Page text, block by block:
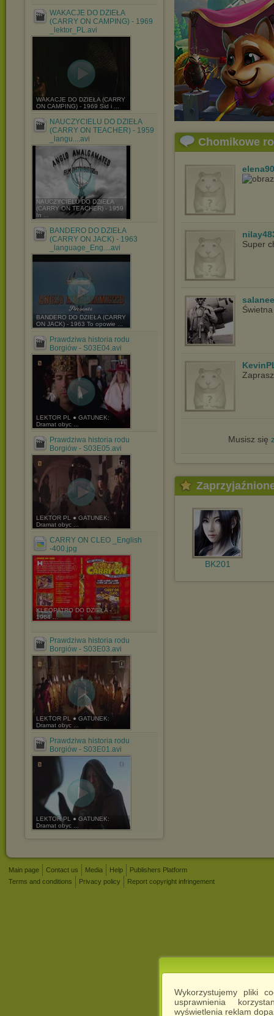
Wykorzystujemy pliki
usprawnienia
wyświetlenia reklam
WAKACJE DO DZIEŁA
(CARRY ON CAMPING) - 1969
_lektor_PL.avi
WAKACJE DO DZIEŁA (CARRY
ON CAMPING) - 1969 Sid i ...
NAUCZYCIELU DO DZIEŁA
(CARRY ON TEACHER) - 1959
_langu....avi
NAUCZYCIELU DO DZIEŁA
(CARRY ON TEACHER) - 1959
In ...
BANDERO DO DZIEŁA
(CARRY ON JACK) - 1963
_language_Eng....avi
BANDERO DO DZIEŁA (CARRY
ON JACK) - 1963 To opowie ...
Prawdziwa historia rodu
Borgiów - S03E04.avi
LEKTOR PL ● GATUNEK:
Dramat obyc ...
Prawdziwa historia rodu
Borgiów - S03E05.avi
LEKTOR PL ● GATUNEK:
Dramat obyc ...
CARRY ON CLEO _English
-400.jpg
KLEOPATRO DO DZIEŁA -
1964 ...
Prawdziwa historia rodu
Borgiów - S03E03.avi
LEKTOR PL ● GATUNEK:
Dramat obyc ...
Prawdziwa historia rodu
Borgiów - S03E01.avi
LEKTOR PL ● GATUNEK:
Dramat obyc ...
Chomikowe
elena90
Super
Musisz się
BK201
Main page Contact us Media Help
Publishers Platform
Terms and conditions
Privacy policy Report copyright infringement